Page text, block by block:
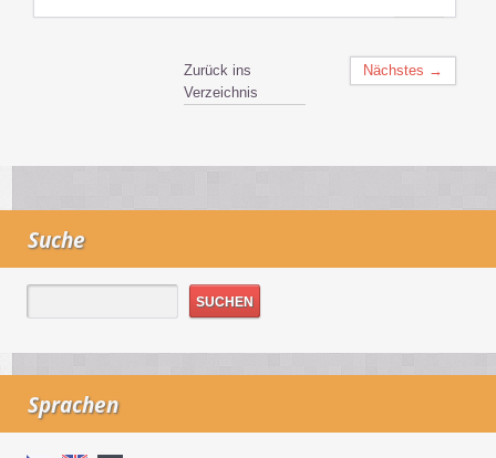
Nächstes →
Zurück ins
Verzeichnis
Suche
Sprachen